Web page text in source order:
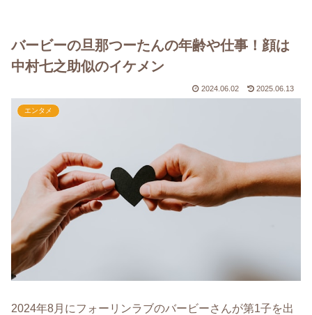
バービーの旦那つーたんの年齢や仕事！顔は
中村七之助似のイケメン
2024.06.02 2025.06.13
エンタメ
2024年8月にフォーリンラブのバービーさんが第1子を出